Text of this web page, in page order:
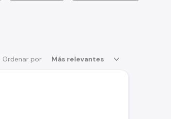
Ordenar por Más relevantes